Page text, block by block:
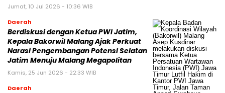
Jumat, 10 Jul 2026 - 10:36 WIB
Daerah
Berdiskusi dengan Ketua PWI Jatim,
Kepala Bakorwil Malang Ajak Perkuat
Narasi Pengembangan Potensi Selatan
Jatim Menuju Malang Megapolitan
Kamis, 25 Jun 2026 - 22:33 WIB
Daerah